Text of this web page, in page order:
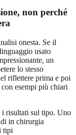
non perché
onesta. Se il
usato
un
lo stesso
riflettere prima e poi
con esempi più chiari
i risultati sul tipo. Uno
in chirurgia
tipi